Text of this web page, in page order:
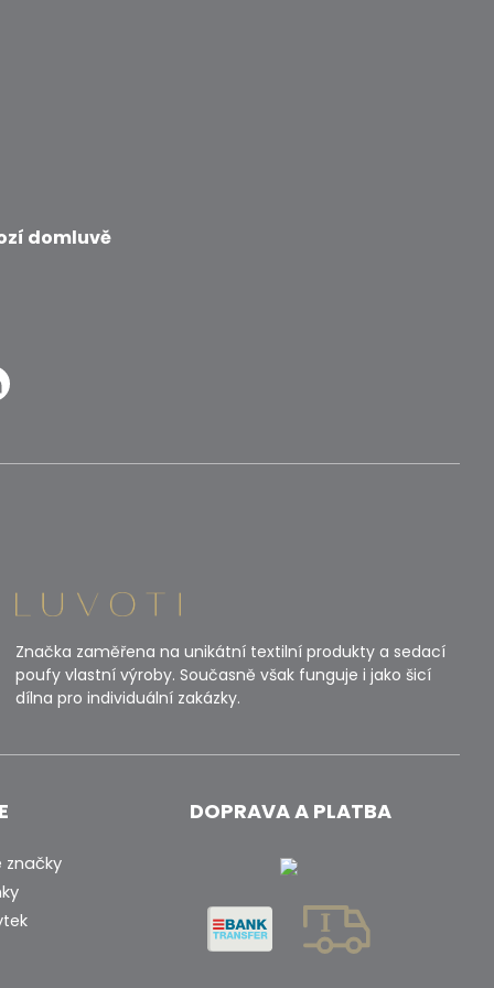
domluvě
Značka zaměřena na unikátní textilní produkty a sedací
poufy vlastní výroby. Současně však funguje i jako šicí
dílna pro individuální zakázky.
značky
DOPRAVA A PLATBA